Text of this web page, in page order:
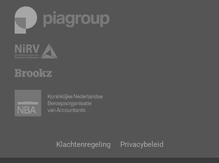
Klachtenregeling Privacybeleid